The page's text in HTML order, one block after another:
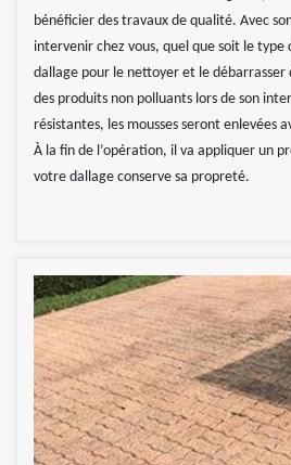
bénéficier des travaux de qualité. Avec
intervenir chez vous, quel que soit le
dallage pour le nettoyer et le débarrasser
des produits non polluants lors de son
résistantes, les mousses seront enlevées
À la fin de l’opération, il va appliquer un
votre dallage conserve sa propreté.